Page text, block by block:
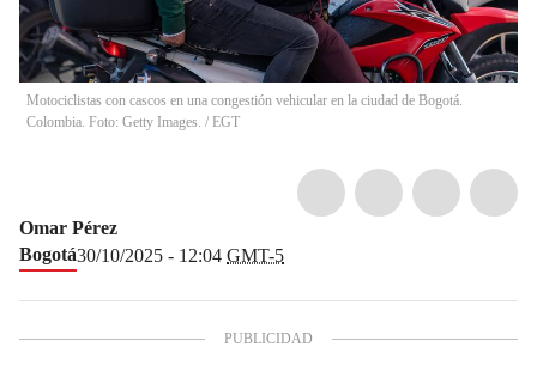
Motociclistas con cascos en una congestión vehicular en la ciudad de Bogotá.
Colombia. Foto: Getty Images. / EGT
Omar Pérez
Bogotá30/10/2025 - 12:04 GMT-5